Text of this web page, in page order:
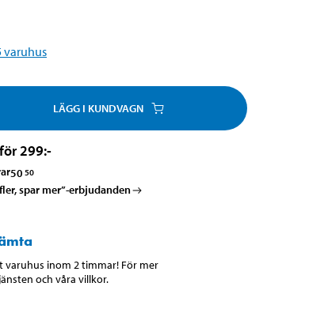
varuhus
LÄGG I KUNDVAGN
299:-
50 50
spar mer”-erbjudanden
varuhus inom 2 timmar! För mer
och våra villkor.